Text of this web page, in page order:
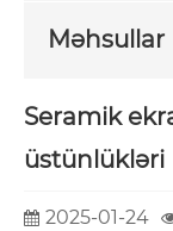
Məhsullar
Seramik
üstünlükləri
2025-01-24